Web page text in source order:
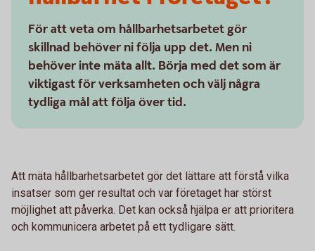
För att veta om hållbarhetsarbetet gör
skillnad behöver ni följa upp det. Men ni
behöver inte mäta allt. Börja med det som är
viktigast för verksamheten och välj några
tydliga mål att följa över tid.
Att mäta hållbarhetsarbetet gör det lättare att förstå vilka
insatser som ger resultat och var företaget har störst
möjlighet att påverka. Det kan också hjälpa er att prioritera
och kommunicera arbetet på ett tydligare sätt.